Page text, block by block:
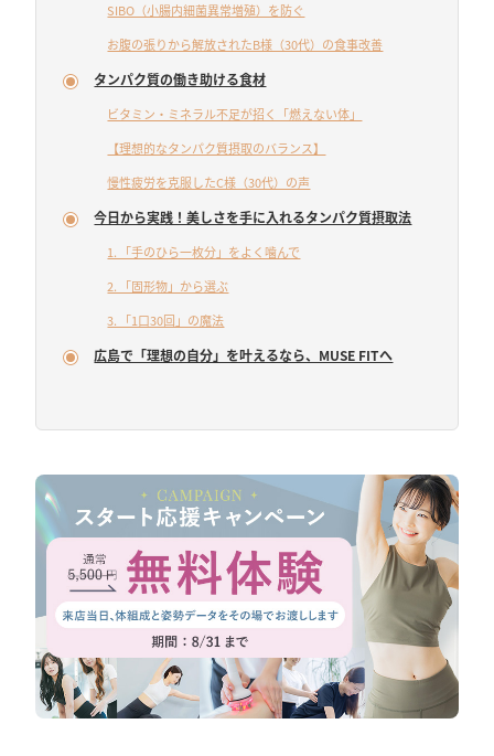
SIBO（小腸内細菌異常増殖）を防ぐ
お腹の張りから解放されたB様（30代）の食事改善
タンパク質の働き助ける食材
ビタミン・ミネラル不足が招く「燃えない体」
【理想的なタンパク質摂取のバランス】
慢性疲労を克服したC様（30代）の声
今日から実践！美しさを手に入れるタンパク質摂取法
1. 「手のひら一枚分」をよく噛んで
2. 「固形物」から選ぶ
3. 「1口30回」の魔法
広島で「理想の自分」を叶えるなら、MUSE FITへ